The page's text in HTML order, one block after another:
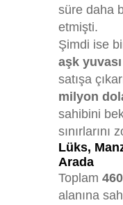
süre daha
etmişti.
Şimdi ise
aşk
satışa
milyon
sahibini
sınırlarını
Lüks,
Arada
Toplam
alanına